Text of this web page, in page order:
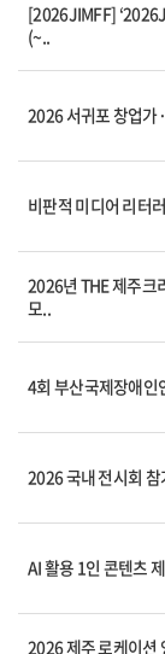
[2026JIMFF]
(~..
2026 서귀포 창업가
비판적 미디어 리터
2026년 THE 제주크
모..
4회 부산국제장애인
2026 국내 전시회
AI 활용 1인 콘텐츠
2026 제주 로케이션